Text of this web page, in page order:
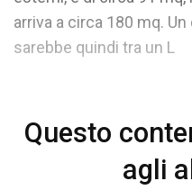
arriva a circa 180 mq.
sarebbe quindi tra un L
Questo
agli